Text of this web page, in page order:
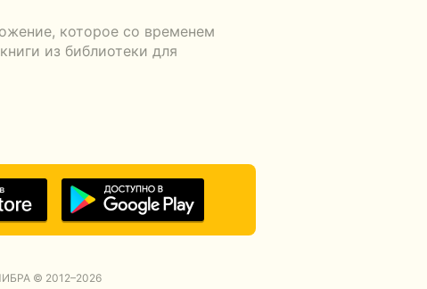
которое со временем
из библиотеки для
© 2012–2026